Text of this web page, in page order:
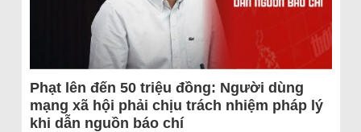
Phạt lên đến 50 triệu đồng: Người dùng
mạng xã hội phải chịu trách nhiệm pháp lý
khi dẫn nguồn báo chí